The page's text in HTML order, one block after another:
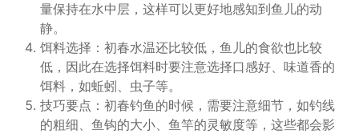
量保持在水中层，这样可以更好地感知到鱼儿的动
静。
饵料选择：初春水温还比较低，鱼儿的食欲也比较
低，因此在选择饵料时要注意选择口感好、味道香的
饵料，如蚯蚓、虫子等。
技巧要点：初春钓鱼的时候，需要注意细节，如钓线
的粗细、鱼钩的大小、鱼竿的灵敏度等，这些都会影